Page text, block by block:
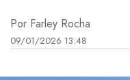
Por Farley Rocha
09/01/2026 13:48